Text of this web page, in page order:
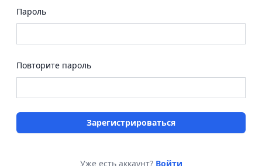
Пароль
Повторите пароль
Зарегистрироваться
Уже есть аккаунт? Войти